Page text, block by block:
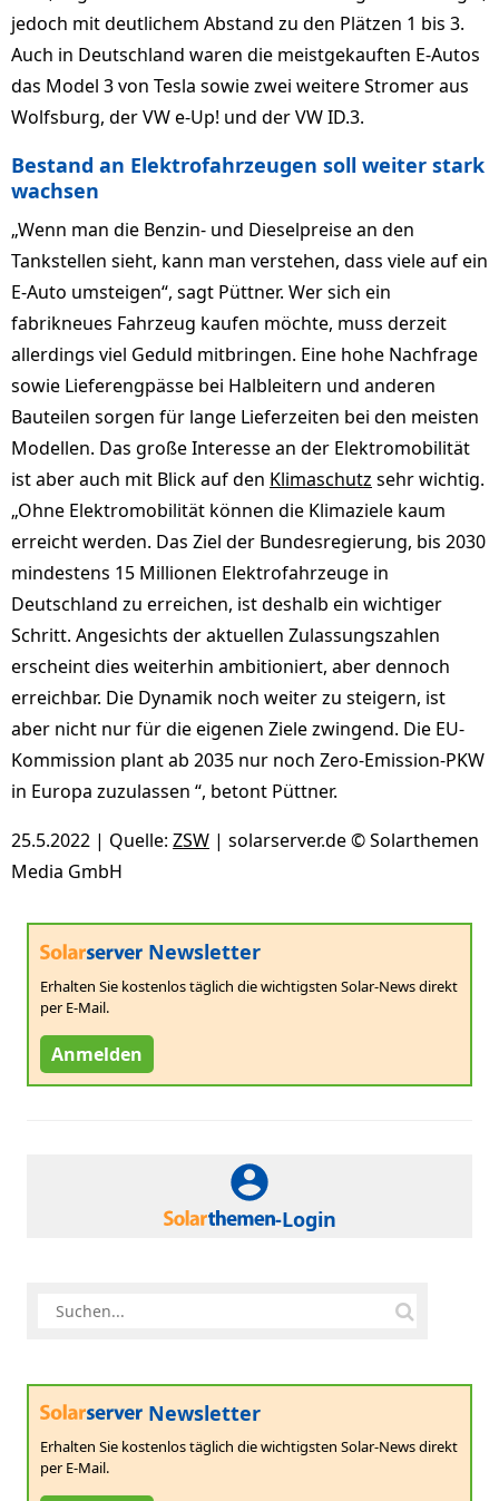
jedoch mit deutlichem Abstand zu den Plätzen 1 bis 3.
Auch in Deutschland waren die meistgekauften E-Autos
das Model 3 von Tesla sowie zwei weitere Stromer aus
Wolfsburg, der VW e-Up! und der VW ID.3.
Bestand an Elektrofahrzeugen soll weiter stark
wachsen
„Wenn man die Benzin- und Dieselpreise an den
Tankstellen sieht, kann man verstehen, dass viele auf ein
E-Auto umsteigen“, sagt Püttner. Wer sich ein
fabrikneues Fahrzeug kaufen möchte, muss derzeit
allerdings viel Geduld mitbringen. Eine hohe Nachfrage
sowie Lieferengpässe bei Halbleitern und anderen
Bauteilen sorgen für lange Lieferzeiten bei den meisten
Modellen. Das große Interesse an der Elektromobilität
ist aber auch mit Blick auf den Klimaschutz sehr wichtig.
„Ohne Elektromobilität können die Klimaziele kaum
erreicht werden. Das Ziel der Bundesregierung, bis 2030
mindestens 15 Millionen Elektrofahrzeuge in
Deutschland zu erreichen, ist deshalb ein wichtiger
Schritt. Angesichts der aktuellen Zulassungszahlen
erscheint dies weiterhin ambitioniert, aber dennoch
erreichbar. Die Dynamik noch weiter zu steigern, ist
aber nicht nur für die eigenen Ziele zwingend. Die EU-
Kommission plant ab 2035 nur noch Zero-Emission-PKW
in Europa zuzulassen “, betont Püttner.
25.5.2022 | Quelle: ZSW | solarserver.de © Solarthemen
Media GmbH
Newsletter
Erhalten Sie kostenlos täglich die wichtigsten Solar-News direkt
per E-Mail.
Anmelden
-Login
Newsletter
Erhalten Sie kostenlos täglich die wichtigsten Solar-News direkt
per E-Mail.